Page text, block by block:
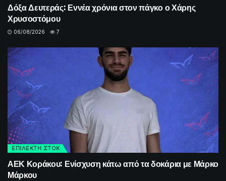
Δόξα Δευτεράς: Εννέα χρόνια στον πάγκο ο Χάρης
Χρυσοστόμου
06/08/2026 7
ΕΠΙΛΕΚΤΗ ΣΤΟΚ
ΑΕΚ Κοράκου: Ενίσχυση κάτω από τα δοκάρια με Μάρκο
Μάρκου